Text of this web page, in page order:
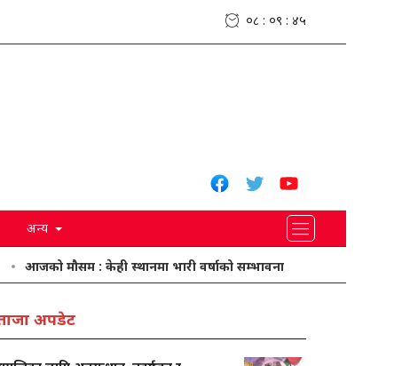
०८ : ०९ : ४७
अन्य
मौसम : केही स्थानमा भारी वर्षाको सम्भावना मनसुनको प्रभाव कायम,
अपडेट